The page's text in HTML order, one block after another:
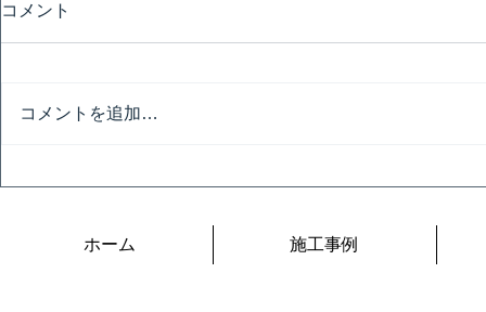
コメント
コメントを追加…
ホーム 施工事例